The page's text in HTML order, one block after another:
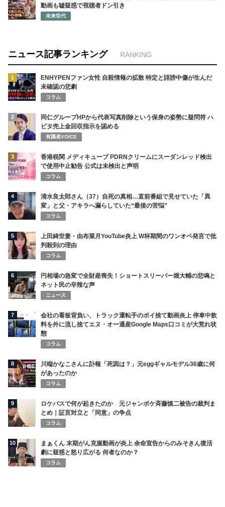
動画も嘘疑惑で視聴者ドン引き
未来世代
ニュース記事ランキング RANKING
1
ENHYPENファン女性 自殺情報の拡散 特定と誹謗中傷が生んだ
未確認の悲劇
コラム
2
同仁グループHPから代表写真削除という保身の姿勢に疑問符 ハ
ビタ売上金回収指示を認める
有識者VOICE
3
香港税関 メディキューブ PDRNクリームにスーダンレッド検出
で使用中止勧告 公式は未検出と声明
コラム
4
清水良太郎さん（37）自死の真相…直前番組で見せていた「異
変」と父・アキラへ漏らしていた“最後の苦悩”
コラム
5
上田綺世妻・由布菜月YouTube炎上 W杯期間のワンオペ発言で批
判殺到の理由
コラム
6
円相場の急変で全財産喪失！ショートスリーパー堀大輔の悲鳴と
ネット民の辛辣な声
ニュース
7
会社の看板背負い、トラック運転手のポイ捨て動画炎上 停車中飲
料を外に流し捨てエヌ・オー通産Google Maps口コミが大荒れ状
態
コラム
8
川端かなこさんに訃報「死因は？」元eggギャルモデル36歳に何
があったのか
コラム
9
ロケバスで何が起きたのか 元ジャンポケ斉藤慎二被告の裁判ま
とめ｜証言対立と「同意」の争点
コラム
10
まぁくん 末期がん克服動画が炎上 余命宣告からのみそきん復活
劇に疑惑と怒り広がる 何者なのか？
コラム